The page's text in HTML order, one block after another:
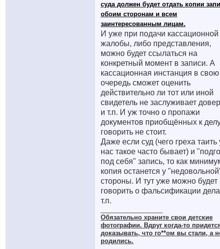
суда должен будет отдать копии
обоим сторонам и всем
заинтересованным лицам.
И уже при подачи кассационной
жалобы, либо представления,
можно будет ссылаться на
конкретный момент в записи. А
кассационная инстанция в свою
очередь сможет оценить
действительно ли тот или иной
свидетель не заслуживает
и т.п. И уж точно о пропажи
документов приобщённых к
говорить не стоит.
Даже если суд (чего греха таить
нас такое часто бывает) и
под себя" запись, то как
копия останется у
стороны. И тут уже можно будет
говорить о фальсификации
т.п.
Обязательно храните cвои детские
фотографии. Вдруг когда-то
доказывать, что го**ом вы стали, а
родились.